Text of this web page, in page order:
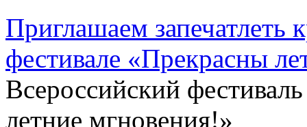
Приглашаем запечатлеть
фестивале «Прекрасны
Всероссийский
летние мгновения!»